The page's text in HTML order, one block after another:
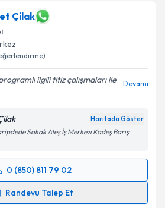
işlenmesine ilişkinAydınlatma
Talebini Gönder
Çilak
ilgili titiz çalışmaları ile
Devamı
Haritada Göster
Sokak Ateş İş Merkezi Kadeş Barış
0 (850) 811 79 02
Randevu Talep Et
Talebi